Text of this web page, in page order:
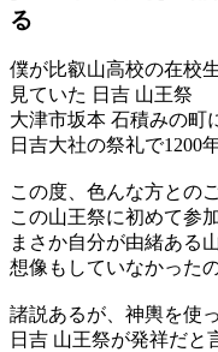
る
僕が比叡山高校の在校
見ていた 日吉 山王祭
大津市坂本 石積みの町
日吉大社の祭礼で1200
この度、色んな方との
この山王祭に初めて参
まさか自分が由緒ある
想像もしていなかった
諸説あるが、神輿を使
日吉 山王祭が発祥だと